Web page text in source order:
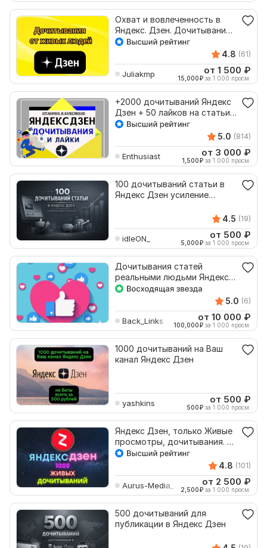
Охват и вовлеченность в
Яндекс. Дзен. Дочитывания.
Продвижение
4.8 (61)
Juliakmp от 1 500 ₽
15,000₽ за 1 000 просм.
+2000 дочитываний Яндекс
Дзен + 50 лайков на статьи
или видео
5.0 (814)
Enthusiast от 3 000 ₽
1,500₽ за 1 000 просм.
100 дочитываний статьи в
Яндекс Дзен усиление
4.5 (19)
idleON_ от 500 ₽
5,000₽ за 1 000 просм.
Дочитывания статей
реальными людьми Яндекс
Дзен
5.0 (6)
Back_Links от 10 000 ₽
100,000₽ за 1 000 просм.
1000 дочитываний на Ваш
канал Яндекс Дзен
yashkins от 500 ₽
500₽ за 1 000 просм.
Яндекс Дзен, только Живые
просмотры, дочитывания. С
удержанием 30 сек
4.8 (101)
Aurus-Media_and-Coот 2 500 ₽
2,500₽ за 1 000 просм.
500 дочитываний для
публикации в Яндекс Дзен